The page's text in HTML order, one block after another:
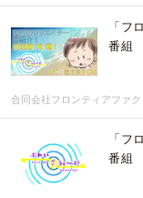
「フ
番組
合同会社フロンティアファク
「フ
番組